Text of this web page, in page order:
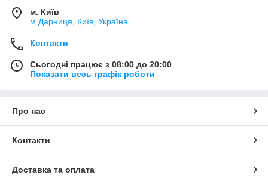
м. Київ
м.Дарниця, Київ, Україна
Контакти
Сьогодні працює з 08:00 до 20:00
Показати весь графік роботи
Про нас
Контакти
Доставка та оплата